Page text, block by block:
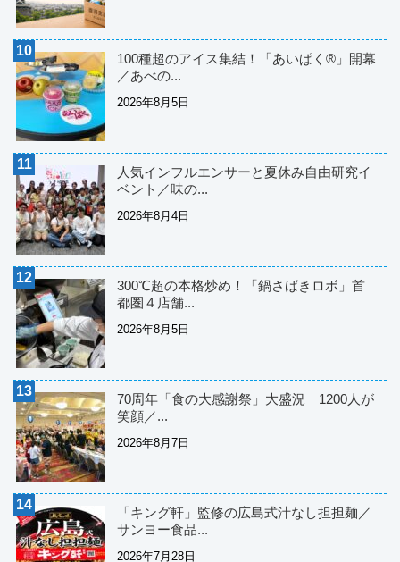
100種超のアイス集結！「あいぱく®」開幕
／あべの...
2026年8月5日
人気インフルエンサーと夏休み自由研究イ
ベント／味の...
2026年8月4日
300℃超の本格炒め！「鍋さばきロボ」首
都圏４店舗...
2026年8月5日
70周年「食の大感謝祭」大盛況 1200人が
笑顔／...
2026年8月7日
「キング軒」監修の広島式汁なし担担麺／
サンヨー食品...
2026年7月28日